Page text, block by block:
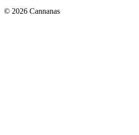
© 2026 Cannanas